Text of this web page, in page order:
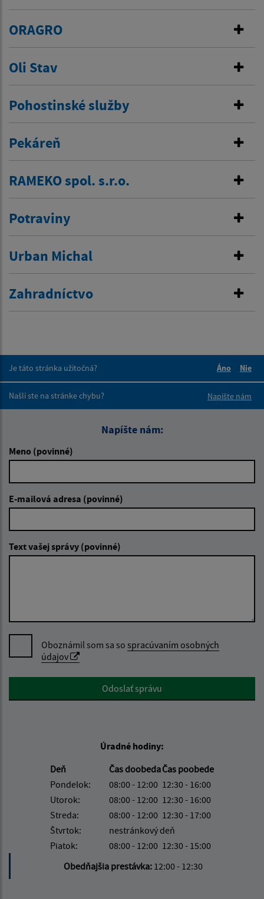
ORAGRO
Oli Stav
Pohostinské služby
Pekáreň
RAMEKO spol. s.r.o.
Potraviny
Urban Michal
Zahradníctvo
Je táto stránka užitočná?
Áno
Nie
Našli ste na stránke chybu?
Napíšte nám
Napíšte nám:
Meno (povinné)
E-mailová adresa (povinné)
Text vašej správy (povinné)
Oboznámil som sa so spracúvaním osobných
údajov
Google reCaptcha ResponseOdoslať správu
Úradné hodiny:
Deň
Čas doobedaČas poobede
Pondelok:
08:00 - 12:00 12:30 - 16:00
Utorok:
08:00 - 12:00 12:30 - 16:00
Streda:
08:00 - 12:00 12:30 - 17:00
Štvrtok:
nestránkový deň
Piatok:
08:00 - 12:00 12:30 - 15:00
Obedňajšia prestávka: 12:00 - 12:30